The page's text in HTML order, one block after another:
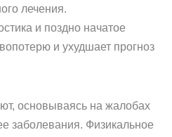
лечения.
и поздно начатое
и ухудшает прогноз
основываясь на жалобах
заболевания. Физикальное